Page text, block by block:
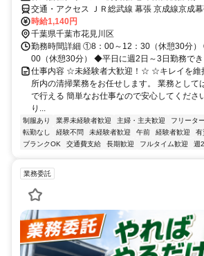
交通・アクセス ＪＲ総武線 幕張 京成線京成
時給1,140円
千葉県千葉市花見川区
勤務時間詳細 ①8：00～12：30（休憩30分）
00（休憩30分） ◆平日に週2日～3日勤務でき
仕事内容 ☆未経験者大歓迎！☆ ☆キレイを維
所内の清掃業務をお任せします。 業務として
で行える 簡単なお仕事なので安心してくださ
り...
制服あり 業界未経験者歓迎 主婦・主夫歓迎 フリータ
転勤なし
経験不問 未経験者歓迎 午前 経験者歓迎 有
ブランクOK
交通費支給 長期歓迎 フルタイム歓迎 週
業務委託